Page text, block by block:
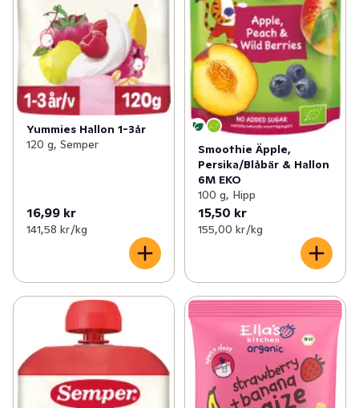
Yummies Hallon 1-3år
120 g, Semper
16,99 kr
141,58 kr /kg
Smoothie Äpple,
Persika/Blåbär & Hallon
6M EKO
100 g, Hipp
15,50 kr
155,00 kr /kg